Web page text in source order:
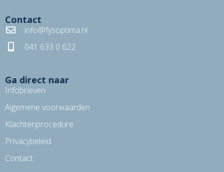
Contact
info@fysoptima.nl
041 633 0 622
Ga direct naar
Infobrieven
Algemene voorwaarden
Klachtenprocedure
Privacybeleid
Contact